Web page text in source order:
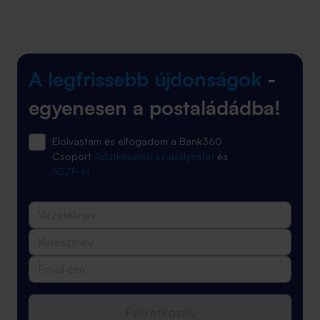
A legfrissebb újdonságok -
egyenesen a postaládádba!
Elolvastam és elfogadom a Bank360
Csoport Adatkezelési szabályzatát és
ÁSZF-ét